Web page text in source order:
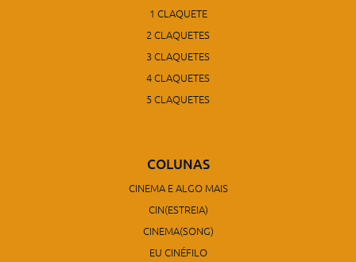
1 CLAQUETE
2 CLAQUETES
3 CLAQUETES
4 CLAQUETES
5 CLAQUETES
COLUNAS
CINEMA E ALGO MAIS
CIN(ESTREIA)
CINEMA(SONG)
EU CINÉFILO